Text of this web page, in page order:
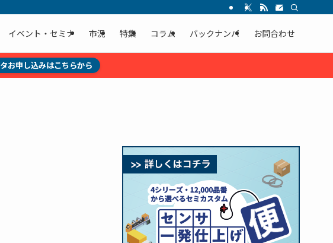
イベント・セミナ 市況 特集 コラム バックナンバ お問合わせ
お申し込みはこちらから